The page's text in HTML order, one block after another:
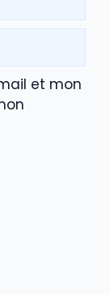
et mon